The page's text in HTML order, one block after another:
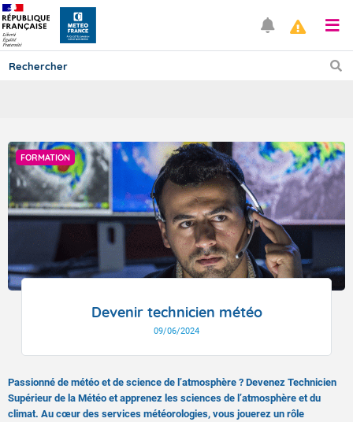
TOUS LES RÉSULTATS
Articles
FORMATION
Devenir technicien météo
09/06/2024
Passionné de météo et de science de l’atmosphère ? Devenez Technicien
Supérieur de la Météo et apprenez les sciences de l’atmosphère et du
climat. Au cœur des services météorologies, vous jouerez un rôle